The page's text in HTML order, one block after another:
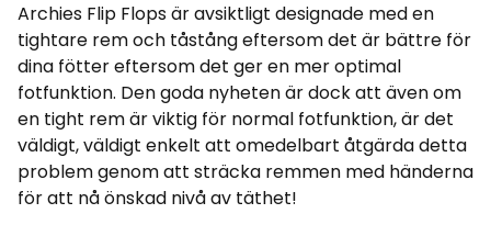
Archies Flip Flops är avsiktligt designade med en
tightare rem och tåstång eftersom det är bättre för
dina fötter eftersom det ger en mer optimal
fotfunktion. Den goda nyheten är dock att även om
en tight rem är viktig för normal fotfunktion, är det
väldigt, väldigt enkelt att omedelbart åtgärda detta
problem genom att sträcka remmen med händerna
för att nå önskad nivå av täthet!